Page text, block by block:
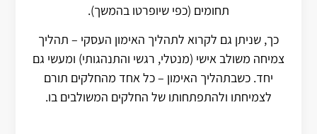
תחומים (כפי שיופרטו בהמשך).
כך, שניתן גם לקרוא לתהליך האימון העסקי – תהליך
צמיחה משולב אישי (מנטלי, רגשי והתנהגותי) ומעשי גם
יחד. כשבתהליך האימון – כל אחד מהחלקים תורם
לצמיחתו ולהתפתחותו של החלקים המשולבים בו.